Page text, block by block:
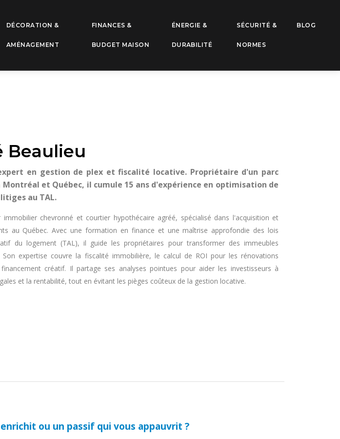
DÉCORATION &
AMÉNAGEMENT
FINANCES &
BUDGET MAISON
ÉNERGIE &
DURABILITÉ
SÉCURITÉ &
NORMES
BLOG
Beaulieu
en gestion de plex et fiscalité locative. Propriétaire d'un parc
et Québec, il cumule 15 ans d'expérience en optimisation de
au TAL.
immobilier chevronné et courtier hypothécaire agréé, spécialisé dans l'acquisition et
au Québec. Avec une formation en finance et une maîtrise approfondie des lois
du logement (TAL), il guide les propriétaires pour transformer des immeubles
expertise couvre la fiscalité immobilière, le calcul de ROI pour les rénovations
créatif. Il partage ses analyses pointues pour aider les investisseurs à
et la rentabilité, tout en évitant les pièges coûteux de la gestion locative.
ou un passif qui vous appauvrit ?